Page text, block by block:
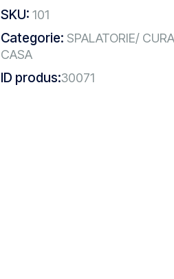
SKU: 101
Categorie: SPALATORIE/
CASA
ID produs:30071